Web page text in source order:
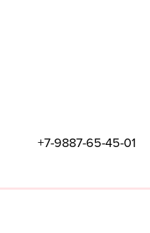
+7-9887-65-45-01